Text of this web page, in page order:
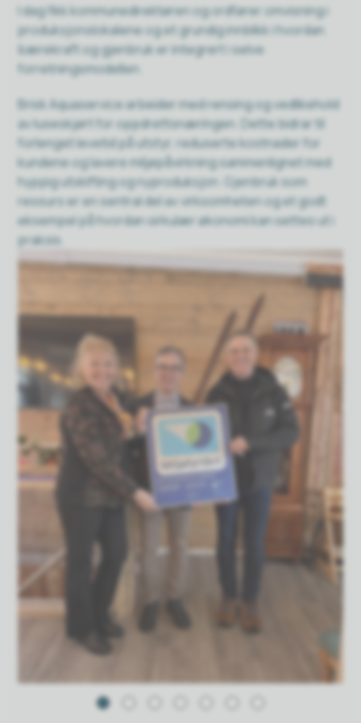
I dag fikk kommunedirektøren og ordfører omvisning i
produksjonslokalene og et grundig innblikk i hvordan
bærekraft og gjenbruk er integrert i selve
forretningsmodellen.
Brisk Aquaservice arbeider med rensing og vedlikehold
av luseskjørt for oppdrettsnæringen. Dette bidrar til
forlenget levetid på utstyr, reduserte kostnader for
kundene og lavere miljøpåvirkning sammenlignet med
hyppig utskifting og nyproduksjon. Gjenbruk som
ressurs er en sentral del av virksomheten og et godt
eksempel på hvordan sirkulær økonomi kan settes ut i
praksis.